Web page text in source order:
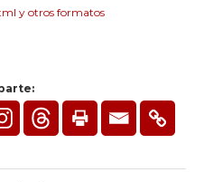
y otros formatos